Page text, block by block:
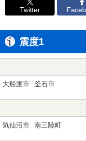
Twitter
震度1
大船渡市 釜石市
気仙沼市 南三陸町